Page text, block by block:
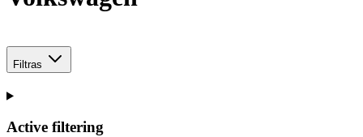
Filtras
Active filtering